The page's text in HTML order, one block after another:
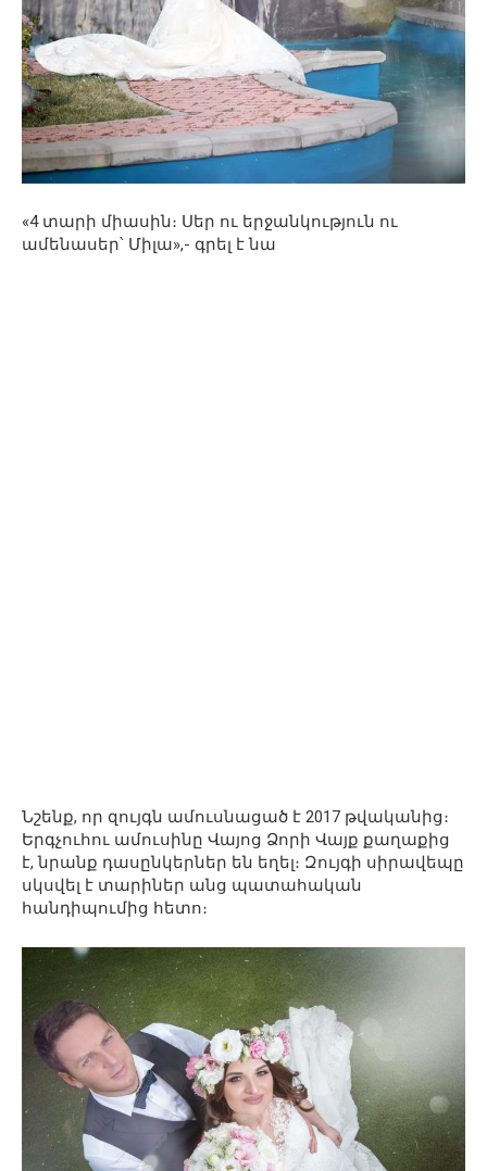
«4 տարի միասին։ Սեր ու երջանկություն ու
ամենասեր՝ Միլա»,- գրել է նա
Նշենք, որ զույգն ամուսնացած է 2017 թվականից։
Երգչուհու ամուսինը Վայոց Ձորի Վայք քաղաքից
է, նրանք դասընկերներ են եղել։ Զույգի սիրավեպը
սկսվել է տարիներ անց պատահական
հանդիպումից հետո։